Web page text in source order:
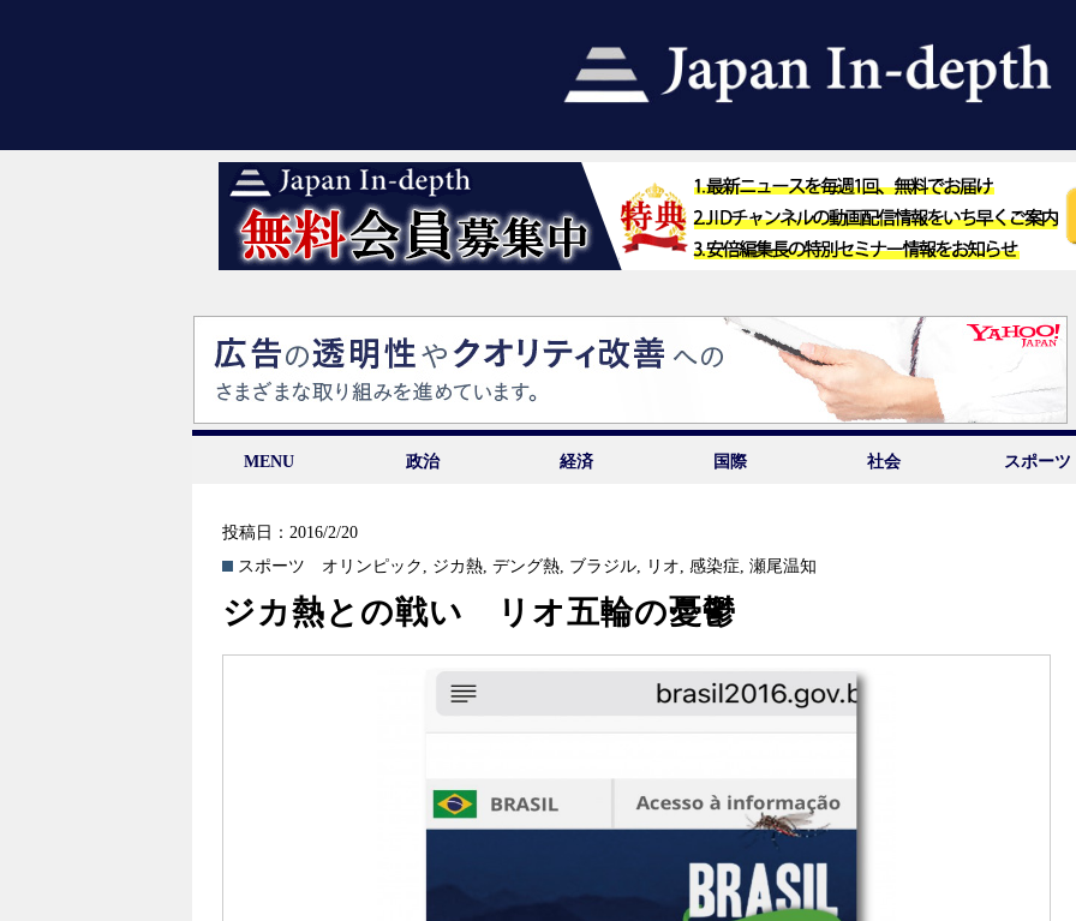
MENU 政治 経済 国際 社会 スポーツ
投稿日：2016/2/20
スポーツ
オリンピック , ジカ熱,デング熱, ブラジル, リオ,感染症,瀬尾温知
ジカ熱との戦い リオ五輪の憂鬱